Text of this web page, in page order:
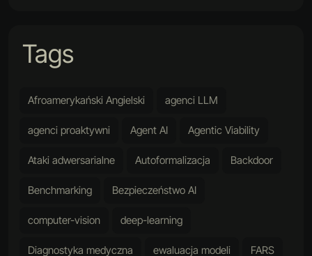
Tags
Afroamerykański Angielski agenci LLM
agenci proaktywni Agent AI Agentic Viability
Ataki adwersarialne Autoformalizacja Backdoor
Benchmarking Bezpieczeństwo AI
computer-vision deep-learning
Diagnostyka medyczna ewaluacja modeli FARS